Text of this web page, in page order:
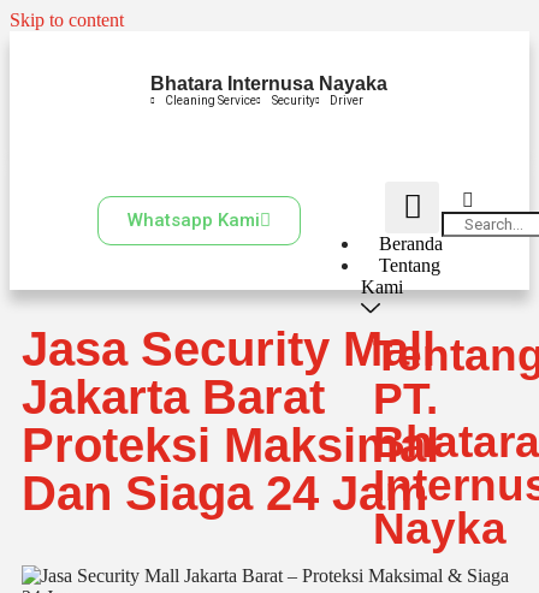
Skip to content
Bhatara Internusa Nayaka
Cleaning Service Security Driver
Whatsapp Kami
Beranda
Tentang
Kami
PT.
Bhatara
Nayka
Jasa Security Mall
Jakarta Barat
Proteksi Maksimal
Dan Siaga 24 Jam